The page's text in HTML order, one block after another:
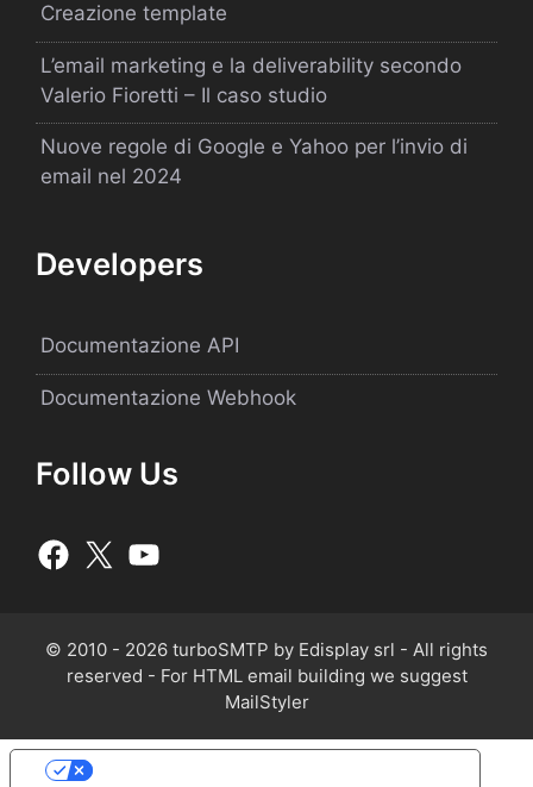
Creazione template
L’email marketing e la deliverability secondo
Valerio Fioretti – Il caso studio
Nuove regole di Google e Yahoo per l’invio di
email nel 2024
Developers
Documentazione API
Documentazione Webhook
Follow Us
© 2010 - 2026 turboSMTP by Edisplay srl - All rights
reserved - For HTML email building we suggest
MailStyler
Le tue preferenze relative alla privacy